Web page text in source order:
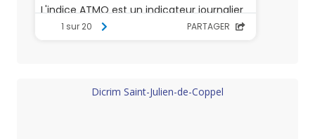
Dicrim Saint-Julien-de-Coppel